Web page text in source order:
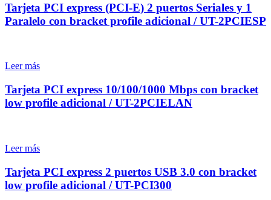
Tarjeta PCI express (PCI-E) 2 puertos Seriales y 1
Paralelo con bracket profile adicional / UT-2PCIESP
Leer más
Tarjeta PCI express 10/100/1000 Mbps con bracket
low profile adicional / UT-2PCIELAN
Leer más
Tarjeta PCI express 2 puertos USB 3.0 con bracket
low profile adicional / UT-PCI300